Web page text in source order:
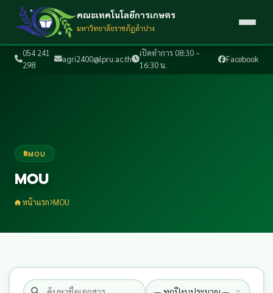
054 241
298
agri2400@lpru.ac.th
เปิดทำการ 08:30 –
16:30 น.
Facebook
คณะเทคโนโลยีการเกษตร
มหาวิทยาลัยราชภัฏลำปาง
MOU
MOU
หน้าแรก MOU